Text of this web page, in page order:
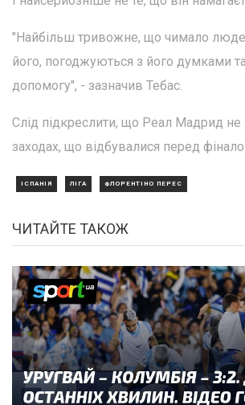
"Найбільш тривожне, що чимало
його, погоджуються з його думками
допомогу", - зазначив Тебас.
Слід підкреслити, що Реал Мадрид не
заходах, що відбувалися перед
ІСПАНІЯ ЛІГА ФЛОРЕНТІНО ПЕРЕС
ЧИТАЙТЕ ТАКОЖ